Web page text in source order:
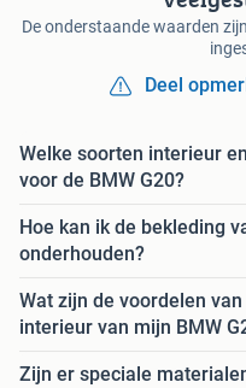
De onderstaande waarden
Deel
Welke soorten interieur
voor de BMW G20?
Hoe kan ik de bekleding
onderhouden?
Wat zijn de voordelen
interieur van mijn BMW
Zijn er speciale